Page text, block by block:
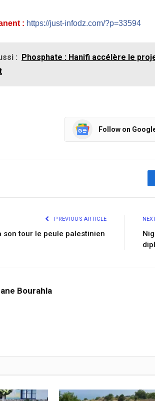
: https://just-infodz.com/?p=33594
:
Phosphate : Hanifi accélère le
Follow on
PREVIOUS ARTICLE
son tour le peule palestinien
Bourahla